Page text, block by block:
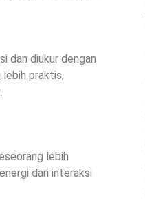
dan diukur dengan
lebih praktis,
lebih
dari interaksi